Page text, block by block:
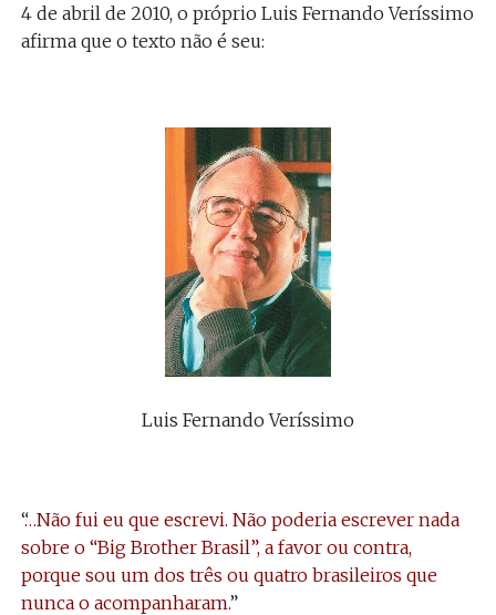
4 de abril de 2010, o próprio Luis Fernando Veríssimo
afirma que o texto não é seu:
Luis Fernando Veríssimo
“…Não fui eu que escrevi. Não poderia escrever nada
sobre o “Big Brother Brasil”, a favor ou contra,
porque sou um dos três ou quatro brasileiros que
nunca o acompanharam.”